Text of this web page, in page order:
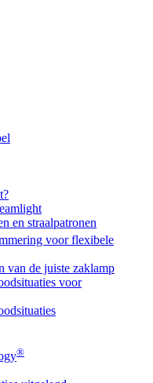
en straalpatronen
voor flexibele
van de juiste zaklamp
voor
®